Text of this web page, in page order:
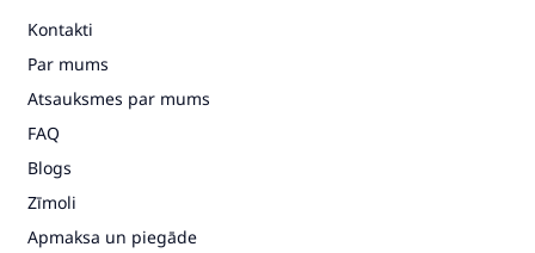
Kontakti
Par mums
Atsauksmes par mums
FAQ
Blogs
Zīmoli
Apmaksa un piegāde